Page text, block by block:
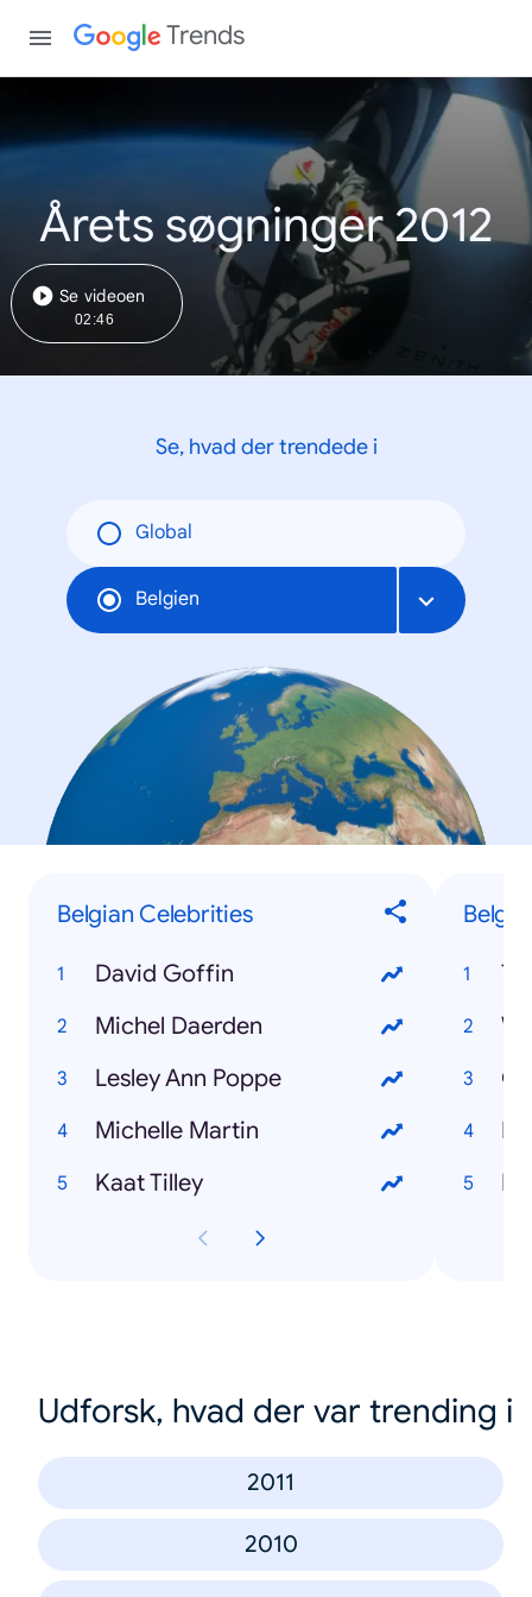
Trends
Årets søgninger 2012
Se videoen
02:46
Se, hvad der trendede i
Global
Belgien
Belgian Celebrities
David Goffin
Michel Daerden
Lesley Ann Poppe
Michelle Martin
Kaat Tilley
Udforsk, hvad der var trending i
2011
2010